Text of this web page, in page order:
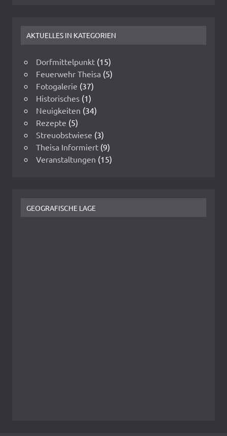
AKTUELLES IN KATEGORIEN
Dorfmittelpunkt (15)
Feuerwehr Theisa (5)
Fotogalerie (37)
Historisches (1)
Neuigkeiten (34)
Rezepte (5)
Streuobstwiese (3)
Theisa Informiert (9)
Veranstaltungen (15)
GEOGRAFISCHE LAGE